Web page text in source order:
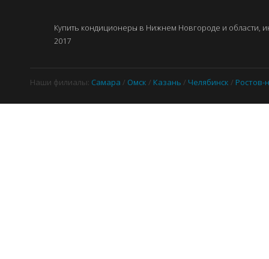
Купить кондиционеры в Нижнем Новгороде и области,
2017
Наши филиалы: Самара / Омск / Казань / Челябинск / Ростов-